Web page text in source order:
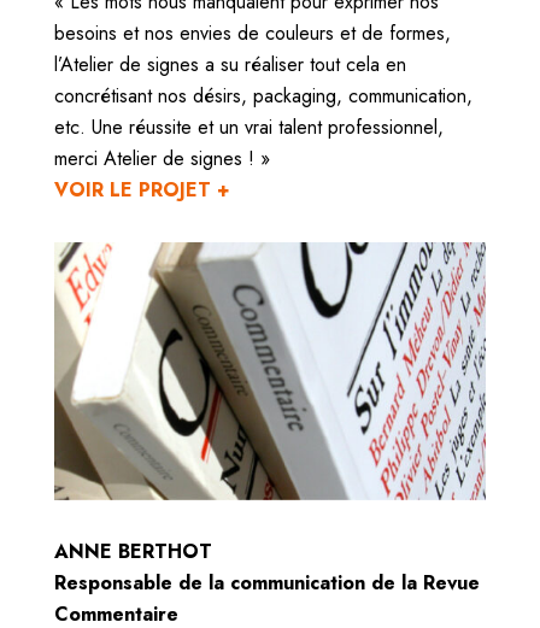
besoins et nos envies de couleurs et de formes,
l’Atelier de signes a su réaliser tout cela en
concrétisant nos désirs, packaging, communication,
etc. Une réussite et un vrai talent professionnel,
merci Atelier de signes ! »
VOIR LE PROJET +
ANNE BERTHOT
Responsable de la communication de la Revue
Commentaire